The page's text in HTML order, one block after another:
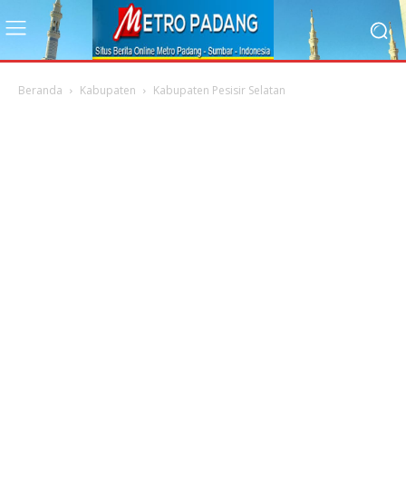
Beranda Kabupaten Kabupaten Pesisir Selatan